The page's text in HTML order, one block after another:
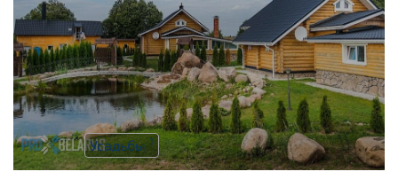
Усадьбы 1